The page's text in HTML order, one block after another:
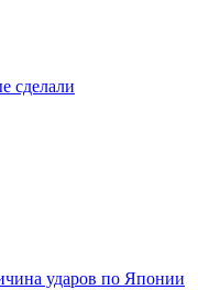
сделали
ударов по Японии